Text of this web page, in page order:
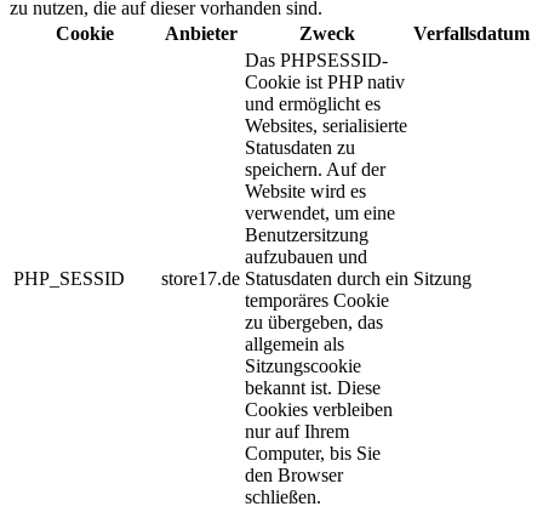
zu nutzen, die auf dieser vorhanden sind.
Cookie
Anbieter Zweck Verfallsdatum
PHP_SESSID store17.de
Das PHPSESSID-
Cookie ist PHP nativ
und ermöglicht es
Websites, serialisierte
Statusdaten zu
speichern. Auf der
Website wird es
verwendet, um eine
Benutzersitzung
aufzubauen und
Statusdaten durch ein
temporäres Cookie
zu übergeben, das
allgemein als
Sitzungscookie
bekannt ist. Diese
Cookies verbleiben
nur auf Ihrem
Computer, bis Sie
den Browser
schließen.
Sitzung